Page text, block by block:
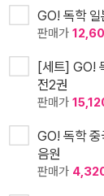
GO! 독학
판매가
[세트] GO!
전2권
판매가
GO! 독학
음원
판매가